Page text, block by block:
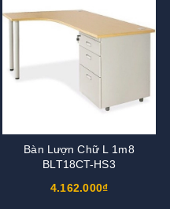
Bàn Lượn Chữ L 1m8
BLT18CT-HS3
4.162.000₫